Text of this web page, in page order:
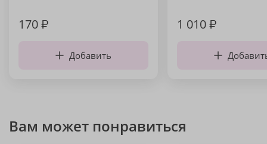
170₽
Добавить
1 010₽
Вам может понравиться